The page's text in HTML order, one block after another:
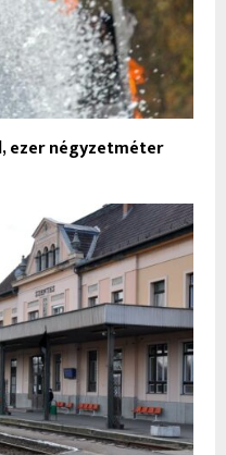
ezer négyzetméter